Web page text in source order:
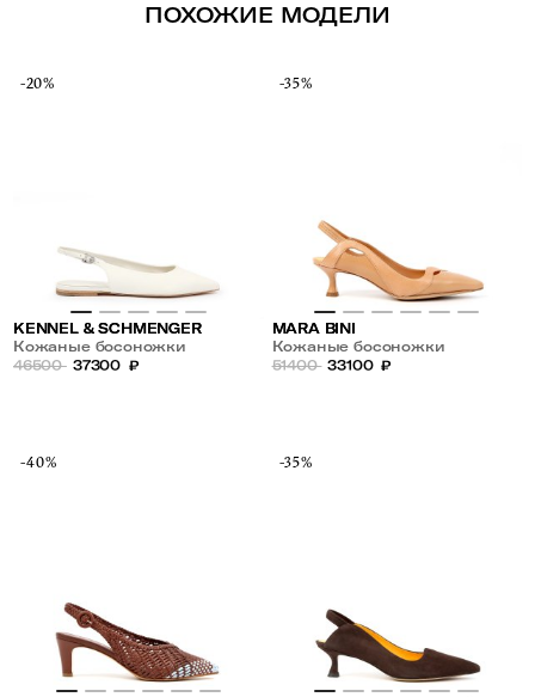
ПОХОЖИЕ МОДЕЛИ
-20%
KENNEL & SCHMENGER
Кожаные босоножки
46500 37300 ₽
-35%
MARA BINI
Кожаные босоножки
51400 33100 ₽
-40% -35%